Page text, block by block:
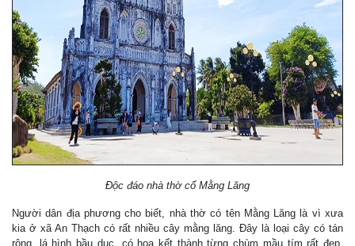
Độc đáo nhà thờ cổ Mằng Lăng
Người dân địa phương cho biết, nhà thờ có tên Mằng Lăng là vì xưa
kia ở xã An Thạch có rất nhiều cây mằng lăng. Đây là loại cây có tán
rộng, lá hình bầu dục, có hoa kết thành từng chùm mầu tím rất đẹp.